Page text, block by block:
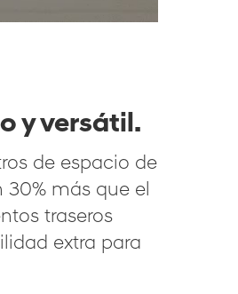
y versátil.
de espacio de
más que el
traseros
extra para